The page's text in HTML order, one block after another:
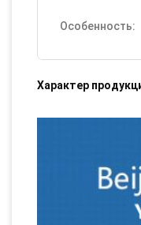
Особенность:
Характер